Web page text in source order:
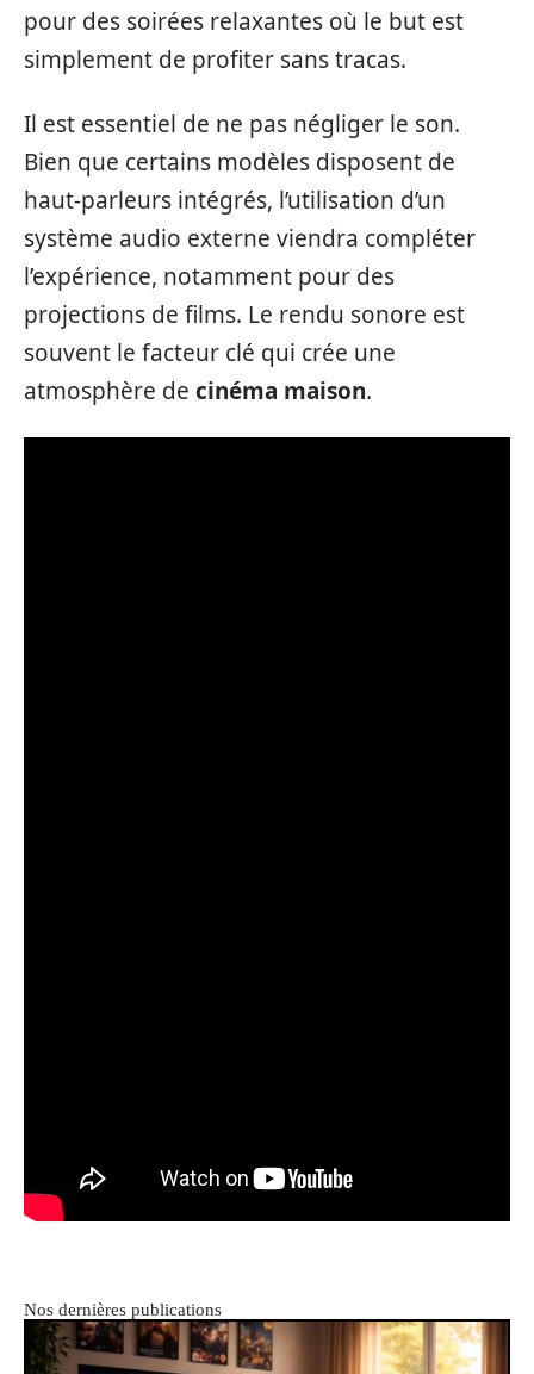
pour des soirées relaxantes où le but est
simplement de profiter sans tracas.
Il est essentiel de ne pas négliger le son.
Bien que certains modèles disposent de
haut-parleurs intégrés, l’utilisation d’un
système audio externe viendra compléter
l’expérience, notamment pour des
projections de films. Le rendu sonore est
souvent le facteur clé qui crée une
atmosphère de cinéma maison.
Nos dernières publications